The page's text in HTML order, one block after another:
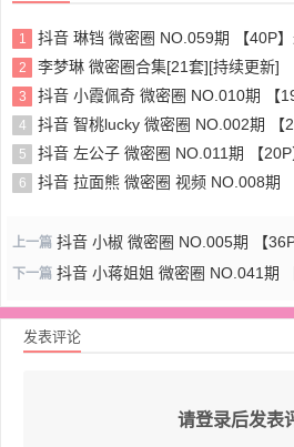
1 抖音 琳铛 微密圈 NO.059期 【40P】最
2 李梦琳 微密圈合集[21套][持续更新]
3 抖音 小霞佩奇 微密圈 NO.010期 【19P3V】
4 抖音 智桃lucky 微密圈 NO.002期 【
5 抖音 左公子 微密圈 NO.011期 【20P】
6 抖音 拉面熊 微密圈 视频 NO.008期
上一篇 抖音 小椒 微密圈 NO.005期 【36P
下一篇 抖音 小蒋姐姐 微密圈 NO.041期
发表评论
请登录后发表